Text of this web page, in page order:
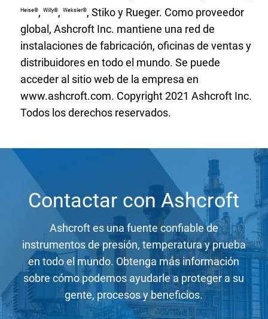
Heise®,Willy®,Weksler®, Stiko y Rueger. Como proveedor
global, Ashcroft Inc. mantiene una red de
instalaciones de fabricación, oficinas de ventas y
distribuidores en todo el mundo. Se puede
acceder al sitio web de la empresa en
www.ashcroft.com. Copyright 2021 Ashcroft Inc.
Todos los derechos reservados.
Contactar con Ashcroft
Ashcroft es una fuente confiable de
instrumentos de presión, temperatura y prueba
en todo el mundo. Obtenga más información
sobre cómo podemos ayudarle a proteger a su
gente, procesos y beneficios.